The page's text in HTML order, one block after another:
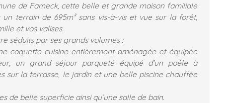
de Fameck, cette belle et grande maison familiale
un terrain de 695m² sans vis-à-vis et vue sur la forêt,
et vos valises.
séduits par ses grands volumes :
coquette cuisine entièrement aménagée et équipée
un grand séjour parqueté équipé d’un poêle à
sur la terrasse, le jardin et une belle piscine chauffée
de belle superficie ainsi qu’une salle de bain.